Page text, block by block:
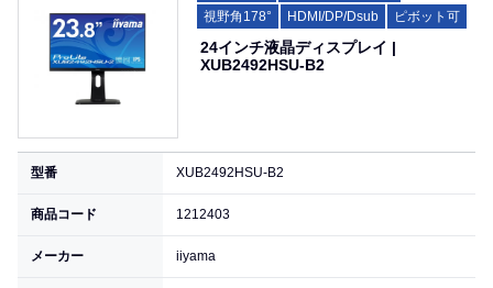
視野角178°
HDMI/DP/Dsub ピボット可
24インチ液晶ディスプレイ |
XUB2492HSU-B2
型番 XUB2492HSU-B2
商品コード 1212403
メーカー iiyama